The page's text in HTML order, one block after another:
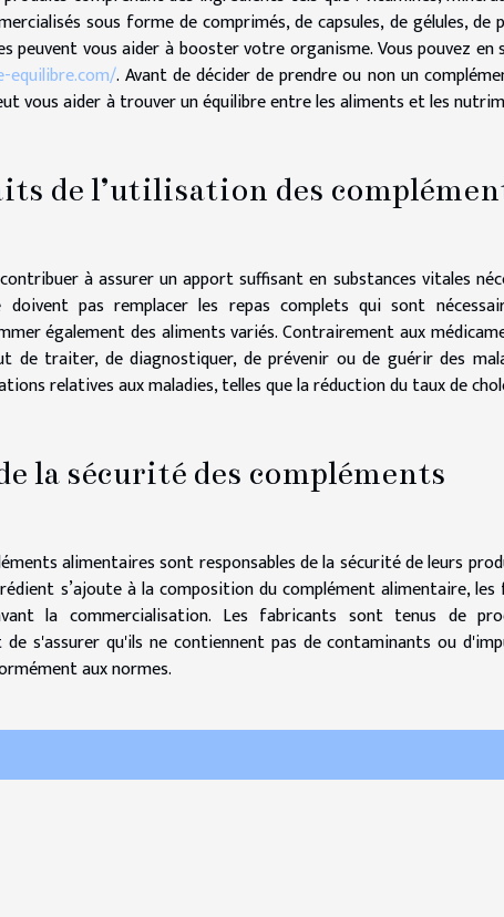
sous forme de comprimés, de capsules, de gélules, de
peuvent vous aider à booster votre organisme. Vous pouvez en
equilibre.com/. Avant de décider de prendre ou non un
vous aider à trouver un équilibre entre les aliments et les
de l’utilisation des
à assurer un apport suffisant en substances vitales
pas remplacer les repas complets qui sont
également des aliments variés. Contrairement aux
de traiter, de diagnostiquer, de prévenir ou de guérir des
relatives aux maladies, telles que la réduction du taux de
la sécurité des compléments
alimentaires sont responsables de la sécurité de leurs
s’ajoute à la composition du complément alimentaire,
la commercialisation. Les fabricants sont tenus de
s'assurer qu'ils ne contiennent pas de contaminants ou
aux normes.